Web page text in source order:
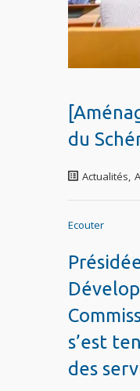
du
Actualités,
Ecouter
s’est
des